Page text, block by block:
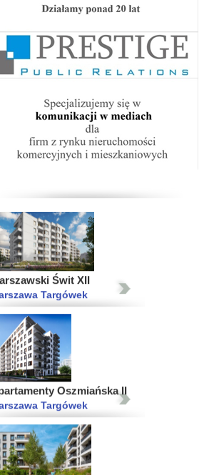
2016 2015 2014 2013
Ołtaszyn
Żerań
Białołęka
Świt XII
Targówek
Oszmiańska II
Targówek
Verde Etap III